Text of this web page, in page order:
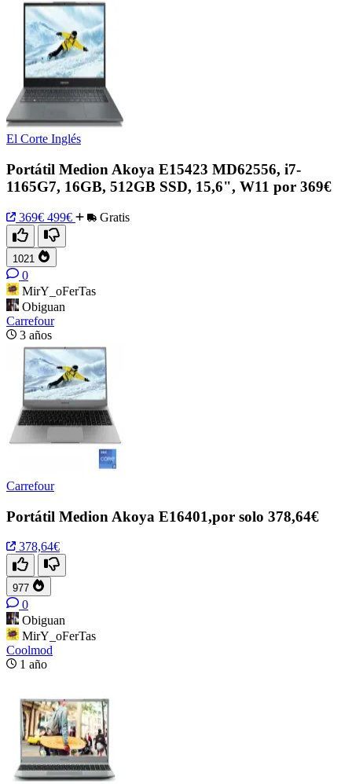
El Corte Inglés
Portátil Medion Akoya E15423 MD62556, i7-
1165G7, 16GB, 512GB SSD, 15,6", W11 por 369€
369€ 499€ Gratis
1021
0
MirY_oFerTas
Obiguan
Carrefour
3 años
Carrefour
Portátil Medion Akoya E16401,por solo 378,64€
378,64€
977
0
Obiguan
MirY_oFerTas
Coolmod
1 año